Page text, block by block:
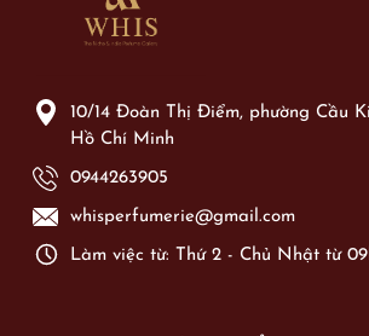
10/14 Đoàn Thị Điểm, phường Cầu
Hồ Chí Minh
0944263905
whisperfumerie@gmail.com
Làm việc từ: Thứ 2 - Chủ Nhật từ